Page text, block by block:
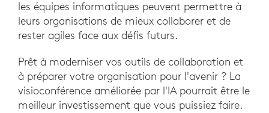
les équipes informatiques peuvent permettre à
leurs organisations de mieux collaborer et de
rester agiles face aux défis futurs.
Prêt à moderniser vos outils de collaboration et
à préparer votre organisation pour l'avenir ? La
visioconférence améliorée par l'IA pourrait être le
meilleur investissement que vous puissiez faire.